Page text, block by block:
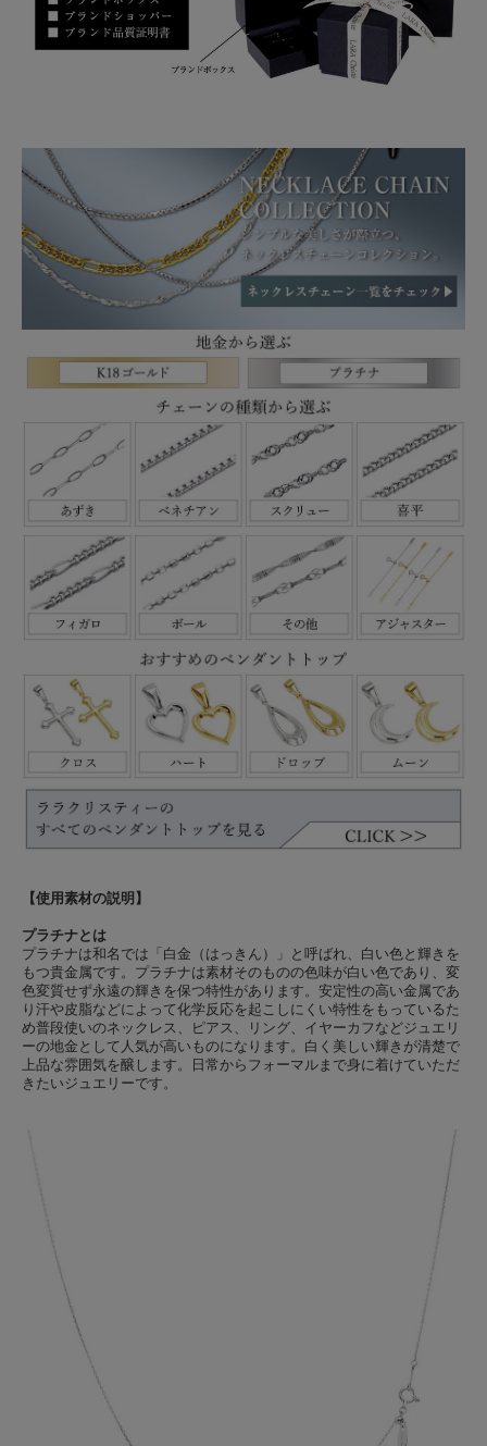
【使用素材の説明】
プラチナとは
プラチナは和名では「白金（はっきん）」と呼ばれ、白い色と輝きを
もつ貴金属です。プラチナは素材そのものの色味が白い色であり、変
色変質せず永遠の輝きを保つ特性があります。安定性の高い金属であ
り汗や皮脂などによって化学反応を起こしにくい特性をもっているた
め普段使いのネックレス、ピアス、リング、イヤーカフなどジュエリ
ーの地金として人気が高いものになります。白く美しい輝きが清楚で
上品な雰囲気を醸します。日常からフォーマルまで身に着けていただ
きたいジュエリーです。